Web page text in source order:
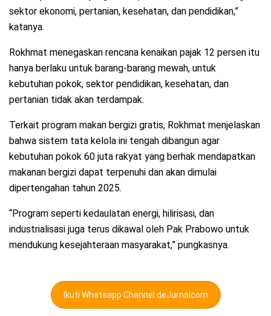
sektor ekonomi, pertanian, kesehatan, dan pendidikan,”
katanya.
Rokhmat menegaskan rencana kenaikan pajak 12 persen itu
hanya berlaku untuk barang-barang mewah, untuk
kebutuhan pokok, sektor pendidikan, kesehatan, dan
pertanian tidak akan terdampak.
Terkait program makan bergizi gratis, Rokhmat menjelaskan
bahwa sistem tata kelola ini tengah dibangun agar
kebutuhan pokok 60 juta rakyat yang berhak mendapatkan
makanan bergizi dapat terpenuhi dan akan dimulai
dipertengahan tahun 2025.
“Program seperti kedaulatan energi, hilirisasi, dan
industrialisasi juga terus dikawal oleh Pak Prabowo untuk
mendukung kesejahteraan masyarakat,” pungkasnya.
Ikuti Whatsapp Channel deJurnalcom